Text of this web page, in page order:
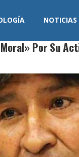
NOTICIAS
Por Su